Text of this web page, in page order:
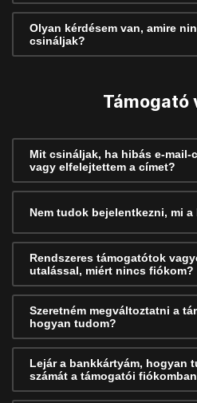
Olyan kérdésem van, amire
csináljak?
Támogató
Mit csináljak, ha hibás e-mail-
vagy elfelejtettem a címet?
Nem tudok bejelentkezni, mi a
Rendszeres támogatótok
utalással, miért nincs fiókom?
Szeretném megváltoztatni a
hogyan tudom?
Lejár a bankkártyám, hogyan
számát a támogatói